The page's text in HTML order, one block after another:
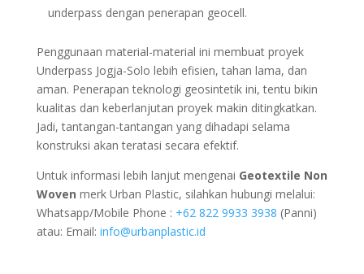
underpass dengan penerapan geocell.
Penggunaan material-material ini membuat proyek
Underpass Jogja-Solo lebih efisien, tahan lama, dan
aman. Penerapan teknologi geosintetik ini, tentu bikin
kualitas dan keberlanjutan proyek makin ditingkatkan.
Jadi, tantangan-tantangan yang dihadapi selama
konstruksi akan teratasi secara efektif.
Untuk informasi lebih lanjut mengenai Geotextile Non
Woven merk Urban Plastic, silahkan hubungi melalui:
Whatsapp/Mobile Phone : +62 822 9933 3938 (Panni)
atau: Email: info@urbanplastic.id